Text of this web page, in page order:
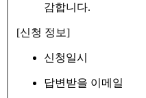
감합니다.
[신청 정보]
신청일시
답변받을 이메일